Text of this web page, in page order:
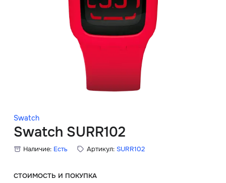
Swatch
Swatch SURR102
Наличие: Есть Артикул: SURR102
СТОИМОСТЬ И ПОКУПКА
Каталог
Женские часы
Скидки
Главная
О нас